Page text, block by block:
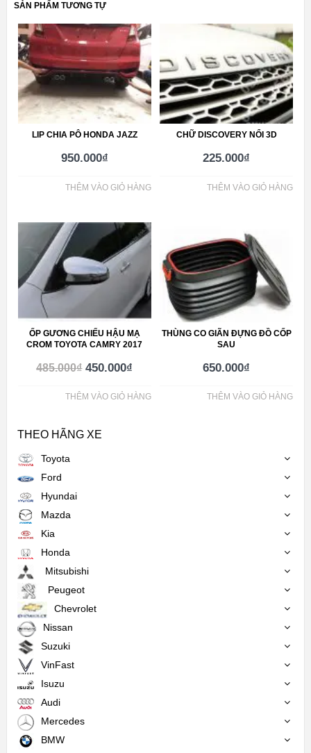
SẢN PHẨM TƯƠNG TỰ
LIP CHIA PÔ HONDA JAZZ
950.000₫
THÊM VÀO GIỎ HÀNG
CHỮ DISCOVERY NỔI 3D
225.000₫
THÊM VÀO GIỎ HÀNG
ỐP GƯƠNG CHIẾU HẬU MẠ
CROM TOYOTA CAMRY 2017
485.000₫ 450.000₫
THÊM VÀO GIỎ HÀNG
THÙNG CO GIÃN ĐỰNG ĐỒ CỐP
SAU
650.000₫
THÊM VÀO GIỎ HÀNG
THEO HÃNG XE
Toyota
Ford
Hyundai
Mazda
Kia
Honda
Mitsubishi
Peugeot
Chevrolet
Nissan
Suzuki
VinFast
Isuzu
Audi
Mercedes
BMW